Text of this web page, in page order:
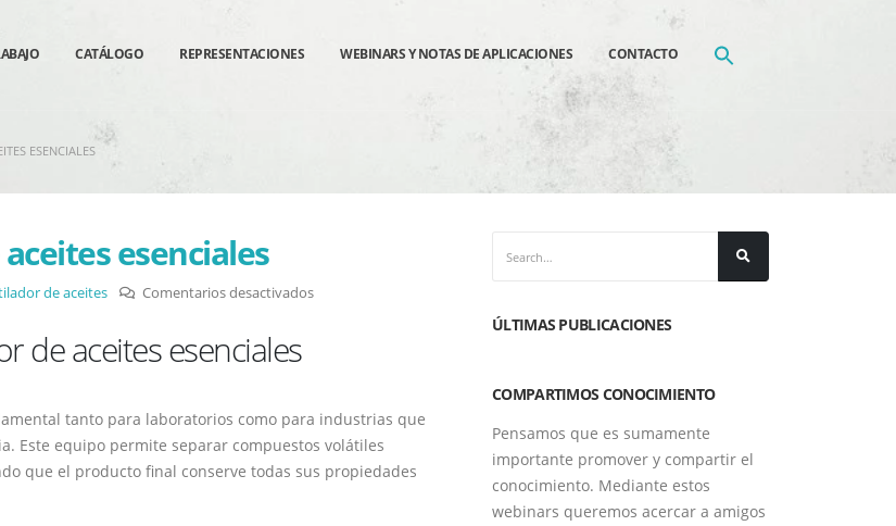
CATÁLOGO REPRESENTACIONES WEBINARS Y NOTAS DE APLICACIONES CONTACTO
ESENCIALES
esenciales
de aceites Comentarios desactivadosen
de
aceites
esenciales
de aceites esenciales
tanto para laboratorios como para industrias que
Este equipo permite separar compuestos volátiles
que el producto final conserve todas sus propiedades
ÚLTIMAS PUBLICACIONES
COMPARTIMOS CONOCIMIENTO
Pensamos que es sumamente
importante promover y compartir el
conocimiento. Mediante estos
webinars queremos acercar a amigos